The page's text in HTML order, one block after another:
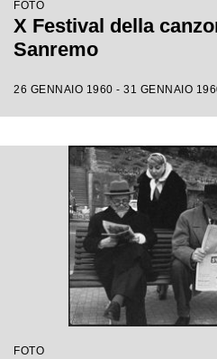
FOTO
X Festival della
Sanremo
26 GENNAIO 1960 - 31 GENNAIO
FOTO